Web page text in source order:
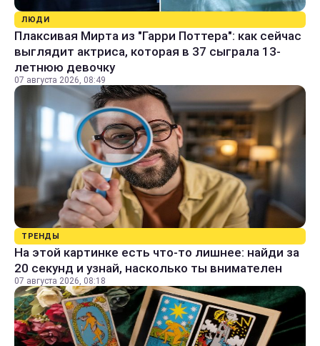
ЛЮДИ
Плаксивая Мирта из "Гарри Поттера": как сейчас
выглядит актриса, которая в 37 сыграла 13-
летнюю девочку
07 августа 2026, 08:49
ТРЕНДЫ
На этой картинке есть что-то лишнее: найди за
20 секунд и узнай, насколько ты внимателен
07 августа 2026, 08:18